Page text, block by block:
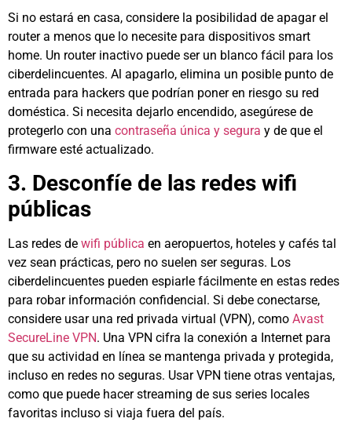
Si no estará en casa, considere la posibilidad de apagar el
router a menos que lo necesite para dispositivos smart
home. Un router inactivo puede ser un blanco fácil para los
ciberdelincuentes. Al apagarlo, elimina un posible punto de
entrada para hackers que podrían poner en riesgo su red
doméstica. Si necesita dejarlo encendido, asegúrese de
protegerlo con una contraseña única y segura y de que el
firmware esté actualizado.
3. Desconfíe de las redes wifi
públicas
Las redes de wifi pública en aeropuertos, hoteles y cafés tal
vez sean prácticas, pero no suelen ser seguras. Los
ciberdelincuentes pueden espiarle fácilmente en estas redes
para robar información confidencial. Si debe conectarse,
considere usar una red privada virtual (VPN), como Avast
SecureLine VPN. Una VPN cifra la conexión a Internet para
que su actividad en línea se mantenga privada y protegida,
incluso en redes no seguras. Usar VPN tiene otras ventajas,
como que puede hacer streaming de sus series locales
favoritas incluso si viaja fuera del país.